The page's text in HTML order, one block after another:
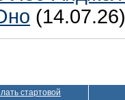
(14.07.26)
стартовой